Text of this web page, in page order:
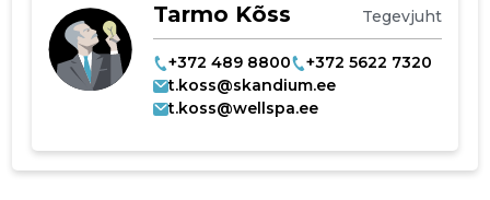
Tarmo Kõss Tegevjuht
+372 489 8800
+372 5622 7320
t.koss@skandium.ee
t.koss@wellspa.ee